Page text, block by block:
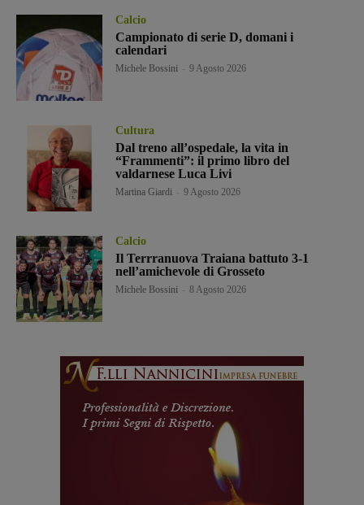
Calcio
Campionato di serie D, domani i
calendari
Michele Bossini 9 Agosto 2026
Cultura
Dal treno all’ospedale, la vita in
“Frammenti”: il primo libro del
valdarnese Luca Livi
Martina Giardi 9 Agosto 2026
Calcio
Il Terrranuova Traiana battuto 3-1
nell’amichevole di Grosseto
Michele Bossini 8 Agosto 2026